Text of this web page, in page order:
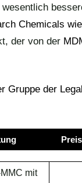
Chemicals wie
der von der
Gruppe der
Preis
mit